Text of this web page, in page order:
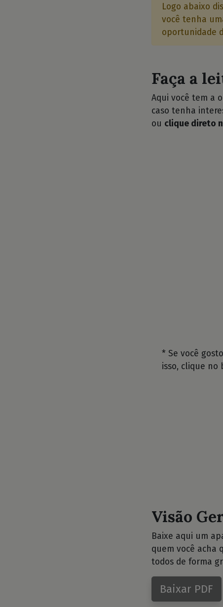
Logo abaixo
você tenha
oportunidade
Faça a
Aqui você tem a
caso tenha
ou clique direto
* Se você
isso, clique no
Visão
Baixe aqui um
quem você acha
todos de forma
Baixar PDF